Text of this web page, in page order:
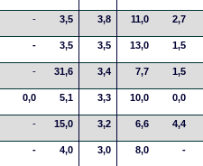
- 3,5 3,8 11,0 2,7
- 3,5 3,5 13,0 1,5
- 31,6 3,4 7,7 1,5
0,0 5,1 3,3 10,0 0,0
- 15,0 3,2 6,6 4,4
- 4,0 3,0 8,0 -